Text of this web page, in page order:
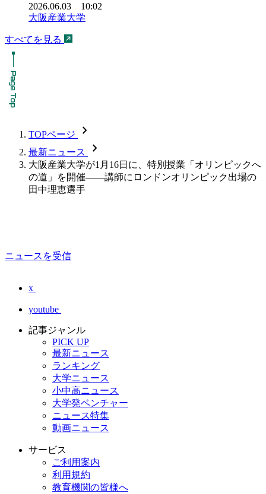
2026.06.03 10:02
大阪産業大学
すべてを見る
TOPページ chevron_forward
最新ニュース chevron_forward
大阪産業大学が1月16日に、特別授業「オリンピックへ
の道」を開催――講師にロンドンオリンピック出場の
田中理恵選手
ニュースを受信
x
youtube
記事ジャンル
PICK UP
最新ニュース
ランキング
大学ニュース
小中高ニュース
大学発ベンチャー
ニュース特集
動画ニュース
サービス
ご利用案内
利用規約
教育機関の皆様へ